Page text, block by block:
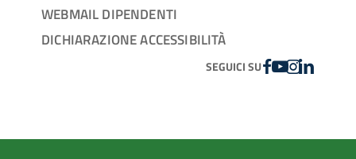
WEBMAIL DIPENDENTI
DICHIARAZIONE ACCESSIBILITÀ
SEGUICI SUFACEBOOK
YOUTUBE
INSTAGRAM
LINKEDIN